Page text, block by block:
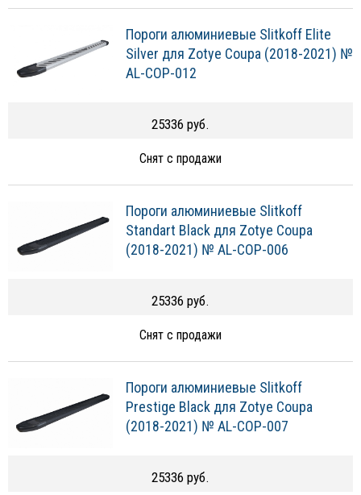
Пороги алюминиевые Slitkoff Elite
Silver для Zotye Coupa (2018-2021) №
AL-COP-012
25336 руб.
Снят с продажи
Пороги алюминиевые Slitkoff
Standart Black для Zotye Coupa
(2018-2021) № AL-COP-006
25336 руб.
Снят с продажи
Пороги алюминиевые Slitkoff
Prestige Black для Zotye Coupa
(2018-2021) № AL-COP-007
25336 руб.